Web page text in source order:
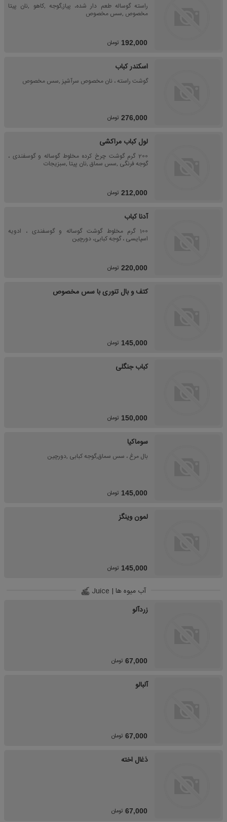
راسته گوساله طعم دار شده، پیاز,گوجه ,کاهو ,نان پیتا
مخصوص ,سس مخصوص
192,000 تومان
اسکندر کباب
گوشت راسته ، نان مخصوص سرآشپز ,سس مخصوص
276,000 تومان
لول کباب مراکشی
200 گرم گوشت چرخ کرده مخلوط گوساله و گوسفندی ،
گوجه فرنگی ,سس سماق ,نان پیتا ,سبزیجات
212,000 تومان
آدنا کباب
100 گرم مخلوط گوشت گوساله و گوسفندی ، ادویه
اسپایسی ، گوجه کبابی، دورچین
220,000 تومان
کتف و بال تنوری با سس مخصوص
145,000 تومان
کباب جنگلی
150,000 تومان
سوماکیا
بال مرغ ، سس سماق,گوجه کبابی ,دورچین
145,000 تومان
لمون وینگز
145,000 تومان
آب میوه ها | Juice
زردآلو
67,000 تومان
آلبالو
67,000 تومان
ذغال اخته
67,000 تومان